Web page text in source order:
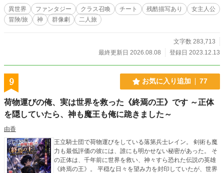
を放っておけないまま、少しずつ行動を共にするようになる。 勝手に召喚され
た高校生たちは、英雄でも兵器でもない。 力があっても、異世界に順応できる
とは限らない。 常識も、価値観も、生態も、信仰も違う世界で、まずは生き延
彼らは知ることになる。 自分たちを召喚した者たちの事情も、この世界の歴史
も、魔族と呼ばれる者たちの正体も、聞かされていた物語とは少しずつ違ってい
トたちが、それぞれの居場所と生き方を見つけていく物語。 ※他サイトでも同
作を投稿しています。
異世界 ファンタジー クラス召喚 チート 残酷描写あり
女主人公
冒険/旅
神 群像劇 二人旅
文字数 283,713
最終更新日 2026.08.08
登録日 2023.12.13
9 お気に入り追加 77
荷物運びの俺、実は世界を救った《終焉の王》です ～正体
を隠していたら、神も魔王も俺に跪きました～
由香
王立騎士団で荷物運びをしている落第兵士レイン。 剣術も魔
力も最低評価の彼には、誰にも明かせない秘密があった。 そ
の正体は、千年前に世界を救い、神々すら恐れた伝説の英雄
《終焉の王》。 平穏な日々を望み力を封印していたが、世界